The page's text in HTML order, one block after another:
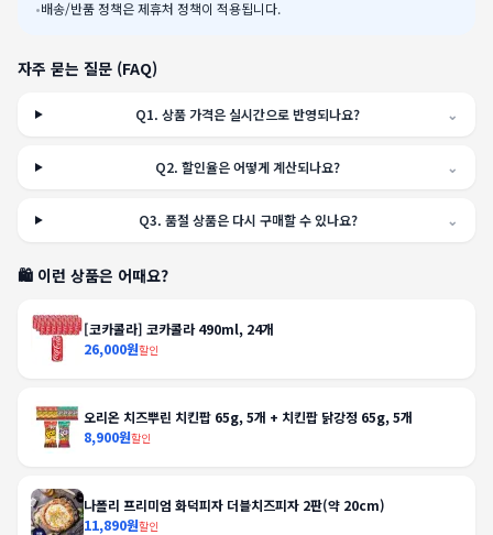
•배송/반품 정책은 제휴처 정책이 적용됩니다.
자주 묻는 질문 (FAQ)
Q1.상품 가격은 실시간으로 반영되나요? ⌄
Q2.할인율은 어떻게 계산되나요? ⌄
Q3. 품절 상품은 다시 구매할 수 있나요? ⌄
🛍️ 이런 상품은 어때요?
[코카콜라] 코카콜라 490ml, 24개
26,000원할인
오리온 치즈뿌린 치킨팝 65g, 5개 + 치킨팝 닭강정 65g, 5개
8,900원할인
나폴리 프리미엄 화덕피자 더블치즈피자 2판(약 20cm)
11,890원할인